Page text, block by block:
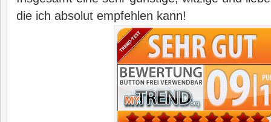
die ich absolut empfehlen kann!